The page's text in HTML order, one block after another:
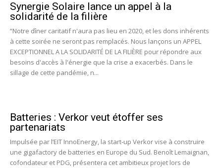
Synergie Solaire lance un appel à la
solidarité de la filière
“Notre dîner caritatif n'aura pas lieu en 2020, et les dons inhérents
à cette soirée ne seront pas remplacés. Nous lançons un APPEL
EXCEPTIONNEL A LA SOLIDARITÉ DE LA FILIÈRE pour répondre aux
besoins d'accès à l'énergie que la crise a exacerbés. Dans le
sillage de cette pandémie, n...
Batteries : Verkor veut étoffer ses
partenariats
Impulsée par l’EIT InnoEnergy, la start-up Verkor vise à construire
une gigafactory de batteries en Europe du Sud. Benoît Lemaignan,
cofondateur et PDG, présentera cet ambitieux projet lors de